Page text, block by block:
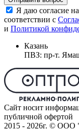
Я даю согласие
соответствии с
и Политикой
Казань
ПВЗ: пр-т.
Сайт носит
публичной офертой
2015 - 2026г. © ООО